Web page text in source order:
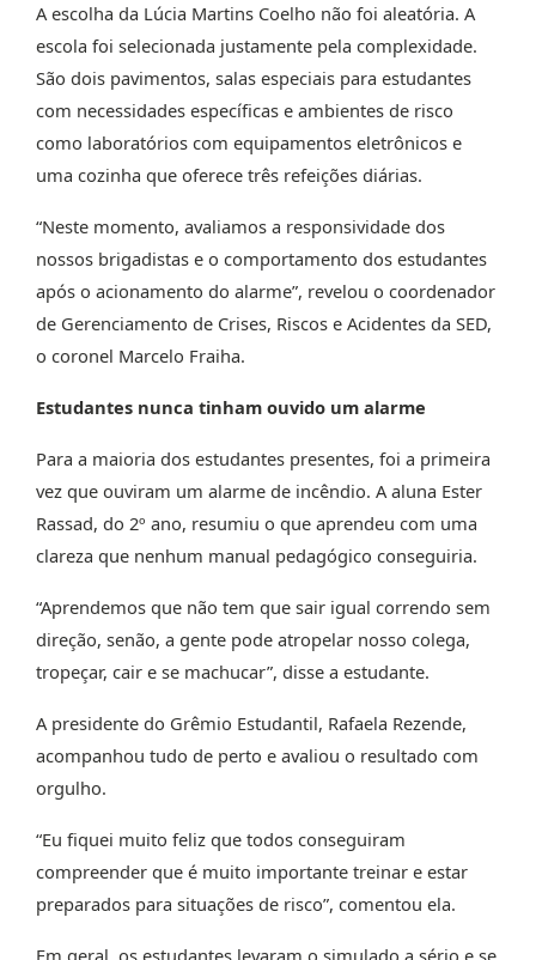
A escolha da Lúcia Martins Coelho não foi aleatória. A
escola foi selecionada justamente pela complexidade.
São dois pavimentos, salas especiais para estudantes
com necessidades específicas e ambientes de risco
como laboratórios com equipamentos eletrônicos e
uma cozinha que oferece três refeições diárias.
“Neste momento, avaliamos a responsividade dos
nossos brigadistas e o comportamento dos estudantes
após o acionamento do alarme”, revelou o coordenador
de Gerenciamento de Crises, Riscos e Acidentes da SED,
o coronel Marcelo Fraiha.
Estudantes nunca tinham ouvido um alarme
Para a maioria dos estudantes presentes, foi a primeira
vez que ouviram um alarme de incêndio. A aluna Ester
Rassad, do 2º ano, resumiu o que aprendeu com uma
clareza que nenhum manual pedagógico conseguiria.
“Aprendemos que não tem que sair igual correndo sem
direção, senão, a gente pode atropelar nosso colega,
tropeçar, cair e se machucar”, disse a estudante.
A presidente do Grêmio Estudantil, Rafaela Rezende,
acompanhou tudo de perto e avaliou o resultado com
orgulho.
“Eu fiquei muito feliz que todos conseguiram
compreender que é muito importante treinar e estar
preparados para situações de risco”, comentou ela.